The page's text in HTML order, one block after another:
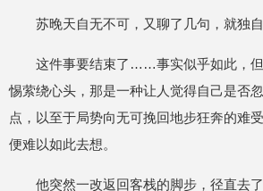
苏晚天自无不可，又聊了几句，就独自
这件事要结束了……事实似乎如此，
惕萦绕心头，那是一种让人觉得自己是否
点，以至于局势向无可挽回地步狂奔的难
便难以如此去想。
他突然一改返回客栈的脚步，径直